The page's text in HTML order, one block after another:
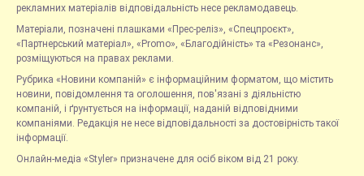
рекламних матеріалів відповідальність несе рекламодавець.
Матеріали, позначені плашками «Прес-реліз», «Спецпроєкт»,
«Партнерський матеріал», «Promo», «Благодійність» та «Резонанс»,
розміщуються на правах реклами.
Рубрика «Новини компаній» є інформаційним форматом, що містить
новини, повідомлення та оголошення, пов'язані з діяльністю
компаній, і ґрунтується на інформації, наданій відповідними
компаніями. Редакція не несе відповідальності за достовірність такої
інформації.
Онлайн-медіа «Styler» призначене для осіб віком від 21 року.